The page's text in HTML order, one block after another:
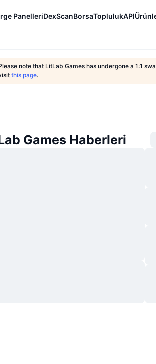
PanelleriDexScanBorsaToplulukAPI
note that LitLab Games has undergone a 1:1
this page.
Games Haberleri